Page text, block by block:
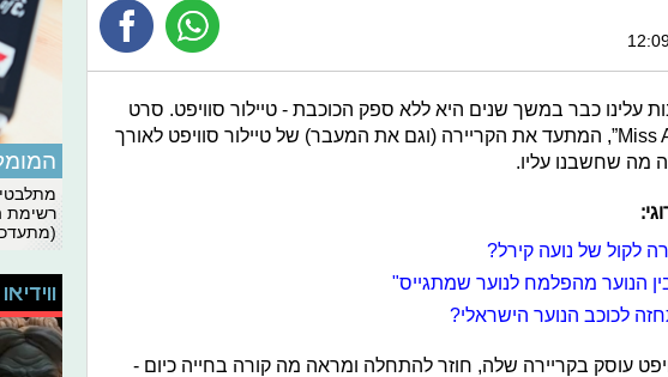
עלינו כבר במשך שנים היא ללא ספק הכוכבת - טיילור סוויפט. סרט
דוקו הנקרא ״Miss Americana”, המתעד את הקריירה (וגם את המעבר) של טיילור סוויפט לאורך
מה שחשבנו עליו.
לקול של נועה קירל?
הנוער מהפלמח לנוער שמתגייס"
לכוכב הנוער הישראלי?
עוסק בקריירה שלה, חוזר להתחלה ומראה מה קורה בחייה כיום -
רשימת
ווידיאו